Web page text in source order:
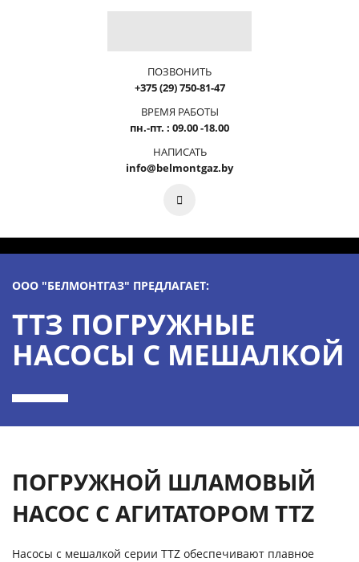
ПОЗВОНИТЬ
+375 (29) 750-81-47
ВРЕМЯ РАБОТЫ
пн.-пт. : 09.00 -18.00
НАПИСАТЬ
info@belmontgaz.by
ООО "БЕЛМОНТГАЗ" ПРЕДЛАГАЕТ:
ТТЗ ПОГРУЖНЫЕ
НАСОСЫ С МЕШАЛКОЙ
ПОГРУЖНОЙ ШЛАМОВЫЙ
НАСОС C АГИТАТОРОМ TTZ
Насосы с мешалкой серии TTZ обеспечивают плавное